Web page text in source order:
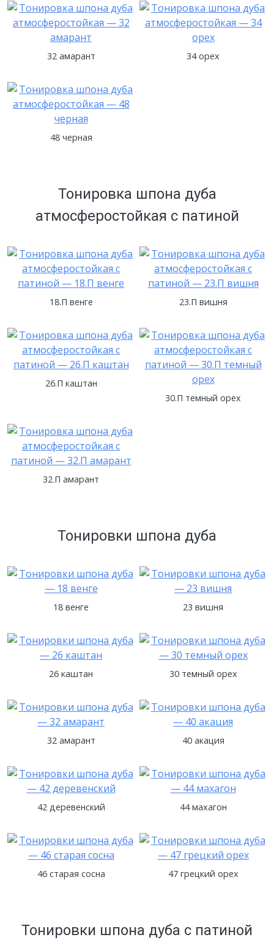
32 амарант 34 орех
48 черная
Тонировка шпона дуба
атмосферостойкая с патиной
18.П венге 23.П вишня
26.П каштан
30.П темный орех
32.П амарант
Тонировки шпона дуба
18 венге 23 вишня
26 каштан 30 темный орех
32 амарант 40 акация
42 деревенский 44 махагон
46 старая сосна 47 грецкий орех
Тонировки шпона дуба с патиной